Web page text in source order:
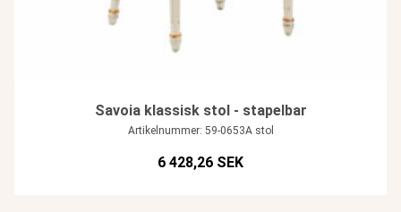
Savoia klassisk stol - stapelbar
Artikelnummer: 59-0653A stol
6 428,26 SEK